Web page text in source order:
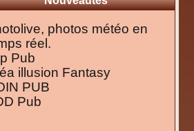
photos météo en
réel.
Pub
illusion Fantasy
PUB
Pub